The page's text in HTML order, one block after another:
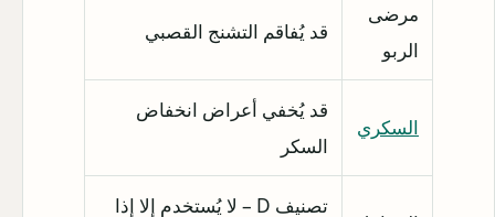
مرضى
الربو
قد يُفاقم التشنج القصبي
السكري
قد يُخفي أعراض انخفاض
السكر
تصنيف D – لا يُستخدم إلا إذا